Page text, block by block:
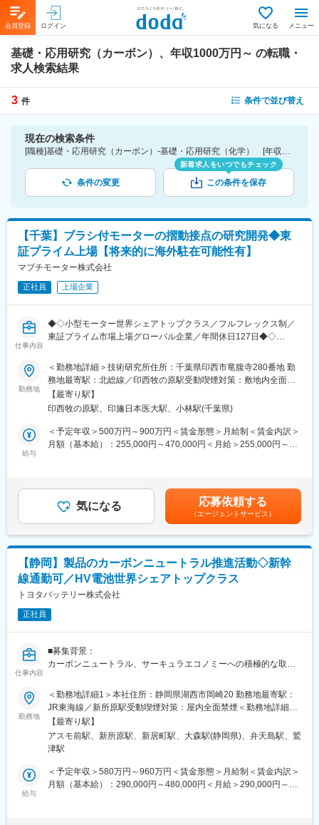
会員登録 ログイン 気になる メニュー
基礎・応用研究（カーボン）、年収1000万円～ の転職・
求人検索結果
3 件 条件で並び替え
現在の検索条件
[職種]基礎・応用研究（カーボン）-基礎・応用研究（化学） [年収]1000万円～
条件の変更
新着求人をいつでもチェック
この条件を保存
【千葉】ブラシ付モーターの摺動接点の研究開発◆東
証プライム上場【将来的に海外駐在可能性有】
マブチモーター株式会社
正社員 上場企業
仕事内容
◆◇小型モーター世界シェアトップクラス／フルフレックス制／
東証プライム市場上場グローバル企業／年間休日127日◆◇
■業務内容：
ブラシ付モーターの摺動接点の研究開発をお任せします。
■具体的な業務内容：
・ブラシ付モーターの摺動接点や金属材料や化学(有機無機)に関す
る知見を活かし「ブラシ付モーターの摺動接点の寿命を向上させ
る研究開発業務」に携わる事により、要素技術の獲得と蓄積を成
・貴金属接点やカーボンブラシの摩耗メカニズムに関する研究開
・電気摺動接点の部材開発や分析技術の向上
■働く環境：
・オフィスは千葉県印西市にあり、最寄りの印西牧の原駅から送
迎バスも運行しています。
・テレワークを活用するなど、働く場所にとらわれない働き方を
している社員が増えています。（部署によって出社頻度は異なり
ます）
・自動車通勤も可能で、会社敷地内に駐車いただけます。また規
程に定められたガソリン代が支給されます。（社員の7割が自動車
通勤）
満足度も高いです。
■海外出向・海外出張の有無：
海外出向：可能性あり（3～5年程度）
海外出張：あり（年間0～5回程度）
■当社の魅力：
当社は小型直流モーター専業メーカーとして複数の製品で世界シ
勤務地
＜勤務地詳細＞技術研究所住所：千葉県印西市竜腹寺280番地 勤
務地最寄駅：北総線／印西牧の原駅受動喫煙対策：敷地内全面禁
煙【最寄り駅】
印西牧の原駅、印旛日本医大駅、小林駅(千葉県)
給与
＜予定年収＞500万円～900万円＜賃金形態＞月給制＜賃金内訳＞
月額（基本給）：255,000円～470,000円＜月給＞255,000円～
考を通じて上下する可能性があります。月給(月額)は固定手当を含
めた表記です。
気になる 応募依頼する
（エージェントサービス）
【静岡】製品のカーボンニュートラル推進活動◇新幹
線通勤可／HV電池世界シェアトップクラス
トヨタバッテリー株式会社
正社員
仕事内容
■募集背景：
カーボンニュートラル、サーキュラエコノミーへの積極的な取組
その中でもエコカー時代をリードしてきた当社にはより強い期待
が寄せられており、これらの期待を超える成果を上げ、カーボン
ニュートラルな社会実現に貢献出来るように、環境企画の機能を
強化します。
■業務内容：
製品（カーボンフットプリント(CFP)・スコープ3）のカーボンニ
ュートラル活動
勤務地
＜勤務地詳細1＞本社住所：静岡県湖西市岡崎20 勤務地最寄駅：
JR東海線／新所原駅受動喫煙対策：屋内全面禁煙＜勤務地詳細2
＞境宿工場住所：静岡県湖西市境宿555番地 勤務地最寄駅：JR東
海道線／新所原駅受動喫煙対策：屋内全面禁煙＜勤務地詳細3＞新
居工場住所：静岡県湖西市新居町内山浜名湖西岸土地区画整理事
める事業所（リモートワーク含む）
【最寄り駅】
アスモ前駅、新所原駅、新居町駅、大森駅(静岡県)、弁天島駅、鷲
津駅
給与
＜予定年収＞580万円～960万円＜賃金形態＞月給制＜賃金内訳＞
月額（基本給）：290,000円～480,000円＜月給＞290,000円～